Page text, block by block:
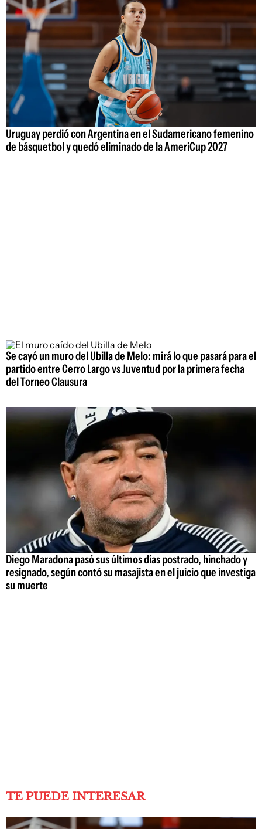
Uruguay perdió con Argentina en el Sudamericano femenino
de básquetbol y quedó eliminado de la AmeriCup 2027
Se cayó un muro del Ubilla de Melo: mirá lo que pasará para el
partido entre Cerro Largo vs Juventud por la primera fecha
del Torneo Clausura
Diego Maradona pasó sus últimos días postrado, hinchado y
resignado, según contó su masajista en el juicio que investiga
su muerte
TE PUEDE INTERESAR